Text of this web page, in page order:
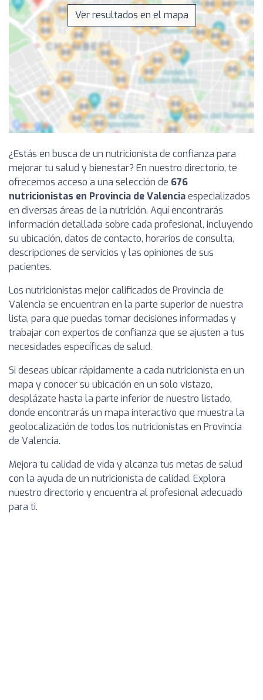
Ver resultados en el mapa
¿Estás en busca de un nutricionista de confianza para
mejorar tu salud y bienestar? En nuestro directorio, te
ofrecemos acceso a una selección de 676
nutricionistas en Provincia de Valenciaespecializados
en diversas áreas de la nutrición. Aquí encontrarás
información detallada sobre cada profesional, incluyendo
su ubicación, datos de contacto, horarios de consulta,
descripciones de servicios y las opiniones de sus
pacientes.
Los nutricionistas mejor calificados de Provincia de
Valencia se encuentran en la parte superior de nuestra
lista, para que puedas tomar decisiones informadas y
trabajar con expertos de confianza que se ajusten a tus
necesidades específicas de salud.
Si deseas ubicar rápidamente a cada nutricionista en un
mapa y conocer su ubicación en un solo vistazo,
desplázate hasta la parte inferior de nuestro listado,
donde encontrarás un mapa interactivo que muestra la
geolocalización de todos los nutricionistas en Provincia
de Valencia.
Mejora tu calidad de vida y alcanza tus metas de salud
con la ayuda de un nutricionista de calidad. Explora
nuestro directorio y encuentra al profesional adecuado
para ti.